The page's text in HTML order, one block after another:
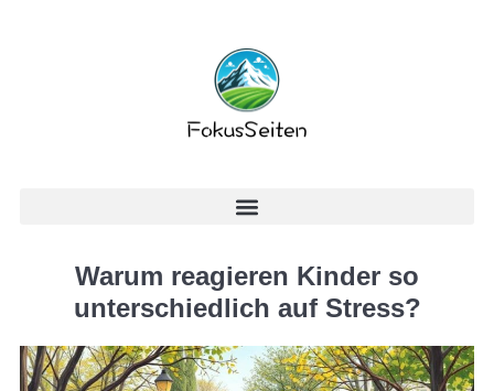
Warum reagieren Kinder so
unterschiedlich auf Stress?